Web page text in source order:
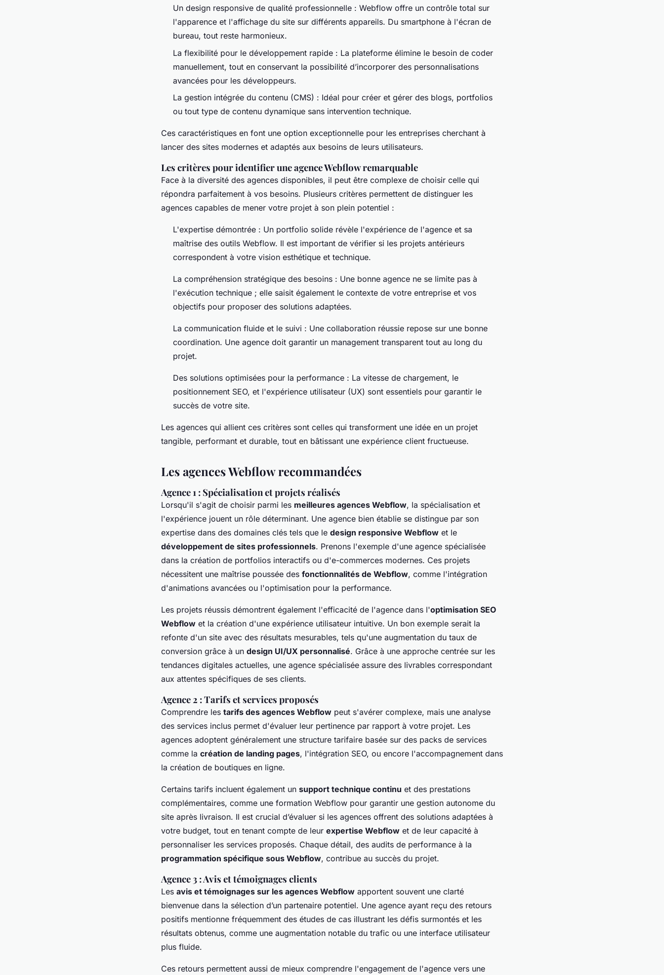
Un design responsive de qualité professionnelle : Webflow offre un contrôle total sur
l'apparence et l'affichage du site sur différents appareils. Du smartphone à l'écran de
bureau, tout reste harmonieux.
La flexibilité pour le développement rapide : La plateforme élimine le besoin de coder
manuellement, tout en conservant la possibilité d’incorporer des personnalisations
avancées pour les développeurs.
La gestion intégrée du contenu (CMS) : Idéal pour créer et gérer des blogs, portfolios
ou tout type de contenu dynamique sans intervention technique.
Ces caractéristiques en font une option exceptionnelle pour les entreprises cherchant à
lancer des sites modernes et adaptés aux besoins de leurs utilisateurs.
Les critères pour identifier une agence Webflow remarquable
Face à la diversité des agences disponibles, il peut être complexe de choisir celle qui
répondra parfaitement à vos besoins. Plusieurs critères permettent de distinguer les
agences capables de mener votre projet à son plein potentiel :
L'expertise démontrée : Un portfolio solide révèle l'expérience de l'agence et sa
maîtrise des outils Webflow. Il est important de vérifier si les projets antérieurs
correspondent à votre vision esthétique et technique.
La compréhension stratégique des besoins : Une bonne agence ne se limite pas à
l'exécution technique ; elle saisit également le contexte de votre entreprise et vos
objectifs pour proposer des solutions adaptées.
La communication fluide et le suivi : Une collaboration réussie repose sur une bonne
coordination. Une agence doit garantir un management transparent tout au long du
projet.
Des solutions optimisées pour la performance : La vitesse de chargement, le
positionnement SEO, et l'expérience utilisateur (UX) sont essentiels pour garantir le
succès de votre site.
Les agences qui allient ces critères sont celles qui transforment une idée en un projet
tangible, performant et durable, tout en bâtissant une expérience client fructueuse.
Les agences Webflow recommandées
Agence 1 : Spécialisation et projets réalisés
Lorsqu'il s'agit de choisir parmi les meilleures agences Webflow, la spécialisation et
l'expérience jouent un rôle déterminant. Une agence bien établie se distingue par son
expertise dans des domaines clés tels que le design responsive Webflow et le
développement de sites professionnels. Prenons l'exemple d'une agence spécialisée
dans la création de portfolios interactifs ou d'e-commerces modernes. Ces projets
nécessitent une maîtrise poussée des fonctionnalités de Webflow, comme l'intégration
d'animations avancées ou l'optimisation pour la performance.
Les projets réussis démontrent également l'efficacité de l'agence dans l'optimisation SEO
Webflow et la création d'une expérience utilisateur intuitive. Un bon exemple serait la
refonte d'un site avec des résultats mesurables, tels qu'une augmentation du taux de
conversion grâce à un design UI/UX personnalisé. Grâce à une approche centrée sur les
tendances digitales actuelles, une agence spécialisée assure des livrables correspondant
aux attentes spécifiques de ses clients.
Agence 2 : Tarifs et services proposés
Comprendre les tarifs des agences Webflow peut s'avérer complexe, mais une analyse
des services inclus permet d'évaluer leur pertinence par rapport à votre projet. Les
agences adoptent généralement une structure tarifaire basée sur des packs de services
comme la création de landing pages, l'intégration SEO, ou encore l'accompagnement dans
la création de boutiques en ligne.
Certains tarifs incluent également un support technique continu et des prestations
complémentaires, comme une formation Webflow pour garantir une gestion autonome du
site après livraison. Il est crucial d’évaluer si les agences offrent des solutions adaptées à
votre budget, tout en tenant compte de leur expertise Webflow et de leur capacité à
personnaliser les services proposés. Chaque détail, des audits de performance à la
programmation spécifique sous Webflow, contribue au succès du projet.
Agence 3 : Avis et témoignages clients
Les avis et témoignages sur les agences Webflow apportent souvent une clarté
bienvenue dans la sélection d’un partenaire potentiel. Une agence ayant reçu des retours
positifs mentionne fréquemment des études de cas illustrant les défis surmontés et les
résultats obtenus, comme une augmentation notable du trafic ou une interface utilisateur
plus fluide.
Ces retours permettent aussi de mieux comprendre l'engagement de l'agence vers une